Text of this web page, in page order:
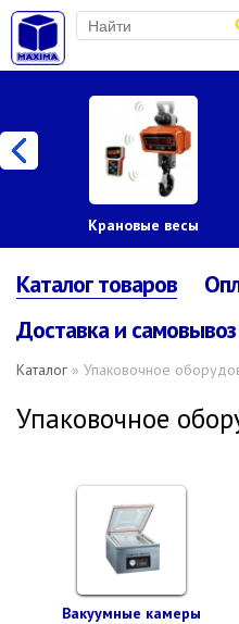
Крановые весы
Каталог товаров
Доставка и самовывоз
Каталог » Упаковочное
Упаковочное
Вакуумные камеры